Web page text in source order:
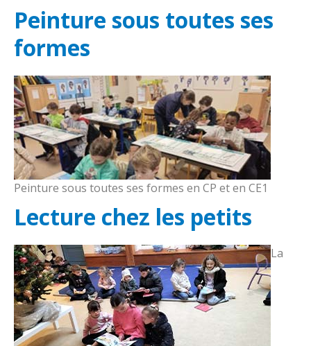
Peinture sous toutes ses
formes
Peinture sous toutes ses formes en CP et en CE1
Lecture chez les petits
La